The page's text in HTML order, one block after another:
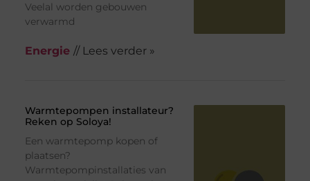
Veelal worden gebouwen
verwarmd
Energie // Lees verder »
Warmtepompen installateur?
Reken op Soloya!
Een warmtepomp kopen of
plaatsen?
Warmtepompinstallaties van